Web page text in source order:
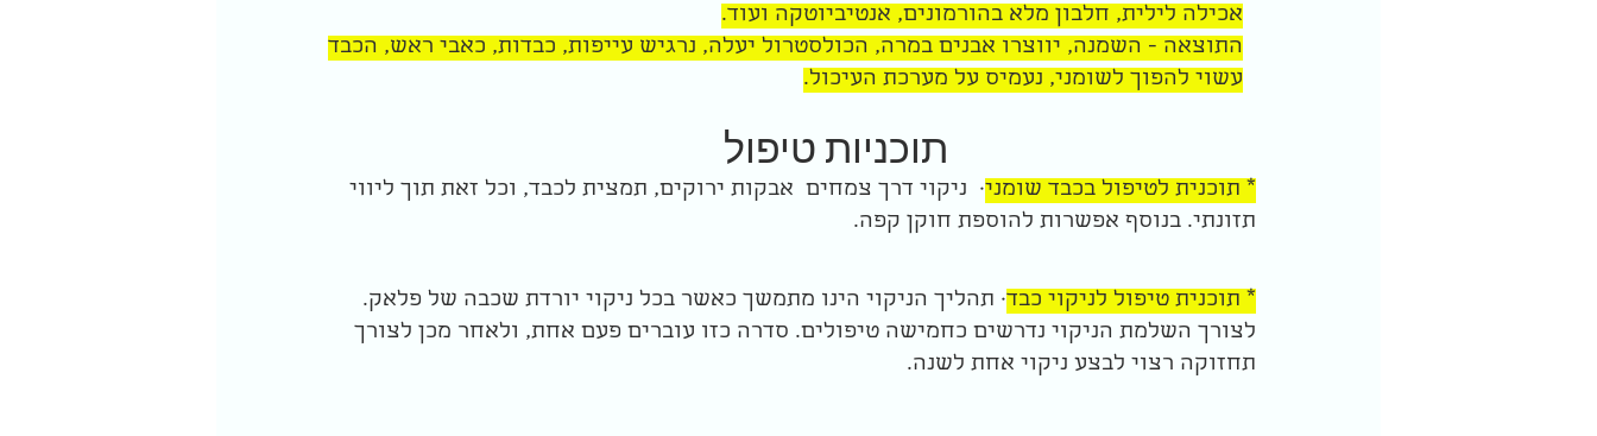
אכילה לילית, חלבון מלא בהורמונים, אנטיביוטקה ועוד.
התוצאה - השמנה, יווצרו אבנים במרה, הכולסטרול יעלה, נרגיש עייפות, כבדות, כאבי ראש, הכבד
עשוי להפוך לשומני, נעמיס על מערכת העיכול.
תוכניות טיפול
* תוכנית לטיפול בכבד שומני· ניקוי דרך צמחים אבקות ירוקים, תמצית לכבד, וכל זאת תוך ליווי
תזונתי. בנוסף אפשרות להוספת חוקן קפה.
* תוכנית טיפול לניקוי כבד· תהליך הניקוי הינו מתמשך כאשר בכל ניקוי יורדת שכבה של פלאק.
לצורך השלמת הניקוי נדרשים כחמישה טיפולים. סדרה כזו עוברים פעם אחת, ולאחר מכן לצורך
תחזוקה רצוי לבצע ניקוי אחת לשנה.